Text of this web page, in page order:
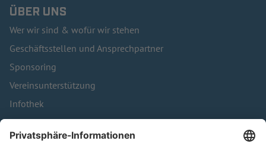
ÜBER UNS
Wer wir sind & wofür wir stehen
Geschäftsstellen und Ansprechpartner
Sponsoring
Vereinsunterstützung
Infothek
Kontakt